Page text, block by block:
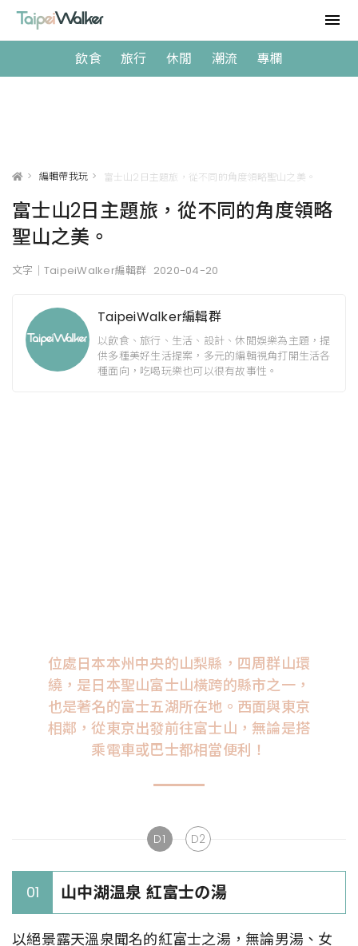
飲食 旅行 休閒 潮流 專欄
> 編輯帶我玩 > 富士山2日主題旅，從不同的角度領略聖山之美。
富士山2日主題旅，從不同的角度領略
聖山之美。
文字｜TaipeiWalker編輯群 2020-04-20
TaipeiWalker編輯群
以飲食、旅行、生活、設計、休閒娛樂為主題，提
供多種美好生活提案，多元的編輯視角打開生活各
種面向，吃喝玩樂也可以很有故事性。
位處日本本州中央的山梨縣，四周群山環
繞，是日本聖山富士山橫跨的縣市之一，
也是著名的富士五湖所在地。西面與東京
相鄰，從東京出發前往富士山，無論是搭
乘電車或巴士都相當便利！
D1 D2
01 山中湖温泉 紅富士の湯
以絕景露天溫泉聞名的紅富士之湯，無論男湯、女